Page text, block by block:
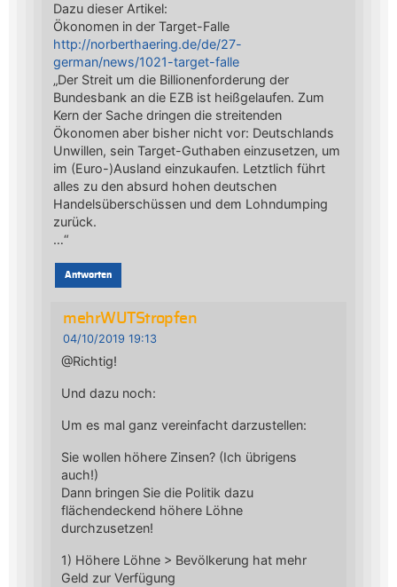
Dazu dieser Artikel:
Ökonomen in der Target-Falle
http://norberthaering.de/de/27-
german/news/1021-target-falle
„Der Streit um die Billionenforderung der
Bundesbank an die EZB ist heißgelaufen. Zum
Kern der Sache dringen die streitenden
Ökonomen aber bisher nicht vor: Deutschlands
Unwillen, sein Target-Guthaben einzusetzen, um
im (Euro-)Ausland einzukaufen. Letztlich führt
alles zu den absurd hohen deutschen
Handelsüberschüssen und dem Lohndumping
zurück.
…“
Antworten
mehrWUTStropfen
04/10/2019 19:13
@Richtig!
Und dazu noch:
Um es mal ganz vereinfacht darzustellen:
Sie wollen höhere Zinsen? (Ich übrigens
auch!)
Dann bringen Sie die Politik dazu
flächendeckend höhere Löhne
durchzusetzen!
1) Höhere Löhne > Bevölkerung hat mehr
Geld zur Verfügung